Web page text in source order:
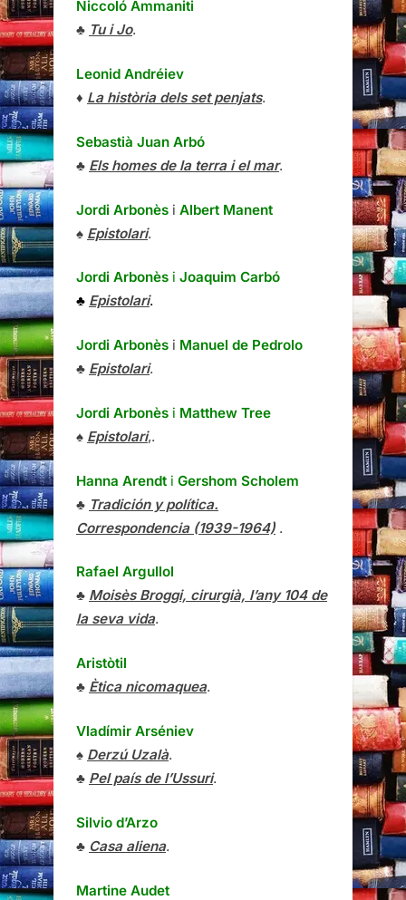
Niccoló Ammaniti
♣ Tu i Jo.
Leonid Andréiev
♦ La història dels set penjats.
Sebastià Juan Arbó
♣ Els homes de la terra i el mar.
Jordi Arbonès i Albert Manent
♠ Epistolari.
Jordi Arbonès i Joaquim Carbó
♣ Epistolari.
Jordi Arbonès i Manuel de Pedrolo
♣ Epistolari.
Jordi Arbonès i Matthew Tree
♠ Epistolari,.
Hanna Arendt i Gershom Scholem
♣ Tradición y política.
Correspondencia (1939-1964) .
Rafael Argullol
♣ Moisès Broggi, cirurgià, l’any 104 de
la seva vida.
Aristòtil
♣ Ètica nicomaquea.
Vladímir Arséniev
♠ Derzú Uzalà.
♣ Pel país de l’Ussuri.
Silvio d’Arzo
♣ Casa aliena.
Martine Audet